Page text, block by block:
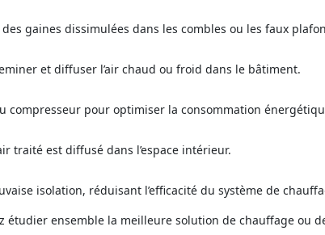
gaines dissimulées dans les combles ou les faux
et diffuser l’air chaud ou froid dans le bâtiment.
compresseur pour optimiser la consommation
traité est diffusé dans l’espace intérieur.
isolation, réduisant l’efficacité du système de
étudier ensemble la meilleure solution de chauffage ou